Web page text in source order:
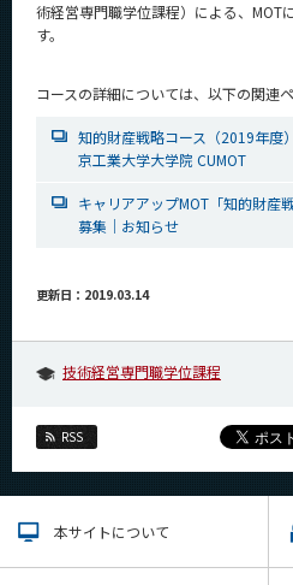
術経営専門職学位課程）による、MOT
す。
コースの詳細については、以下の関連
知的財産戦略コース（2019年度
京工業大学大学院 CUMOT
キャリアアップMOT「知的財産
募集｜お知らせ
更新日：2019.03.14
技術経営専門職学位課程
RSS
本サイトについて